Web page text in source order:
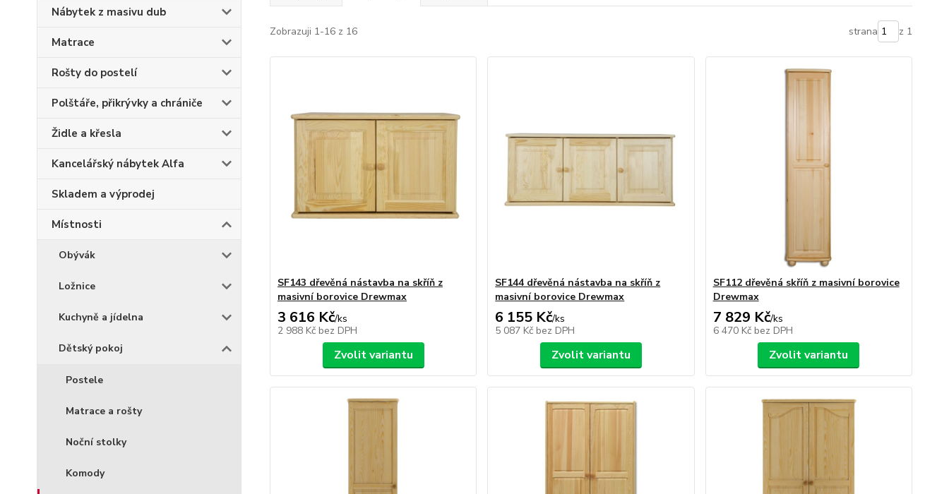
Nábytek z masivu dub
Matrace
Rošty do postelí
Polštáře, přikrývky a chrániče
Židle a křesla
Kancelářský nábytek Alfa
Skladem a výprodej
Místnosti
Obývák
Ložnice
Kuchyně a jídelna
Dětský pokoj
Postele
Matrace a rošty
Noční stolky
Komody
Zobrazuji 1-16 z 16 strana z 1
SF143 dřevěná nástavba na skříň z
masivní borovice Drewmax
3 616 Kč/ks
2 988 Kč bez DPH
Zvolit variantu
SF144 dřevěná nástavba na skříň z
masivní borovice Drewmax
6 155 Kč/ks
5 087 Kč bez DPH
Zvolit variantu
SF112 dřevěná skříň z masivní borovice
Drewmax
7 829 Kč/ks
6 470 Kč bez DPH
Zvolit variantu